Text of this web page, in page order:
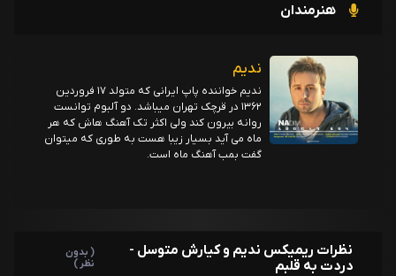
هنرمندان
ندیم
ندیم خواننده پاپ ایرانی که متولد ۱۷ فروردین
۱۳۶۲ در قرچک تهران میباشد. دو آلبوم توانست
روانه بیرون کند ولی اکثر تک آهنگ هاش که هر
ماه می آید بسیار زیبا هست به طوری که میتوان
گفت بمب آهنگ ماه است.
نظرات ریمیکس ندیم و کیارش متوسل -
دردت به قلبم
( بدون
نظر )